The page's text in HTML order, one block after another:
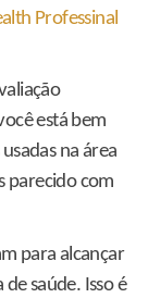
Professinal
está bem
na área
parecido com
para alcançar
saúde. Isso é